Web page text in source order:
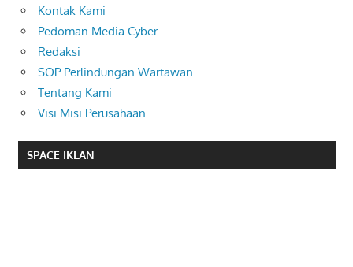
Kontak Kami
Pedoman Media Cyber
Redaksi
SOP Perlindungan Wartawan
Tentang Kami
Visi Misi Perusahaan
SPACE IKLAN